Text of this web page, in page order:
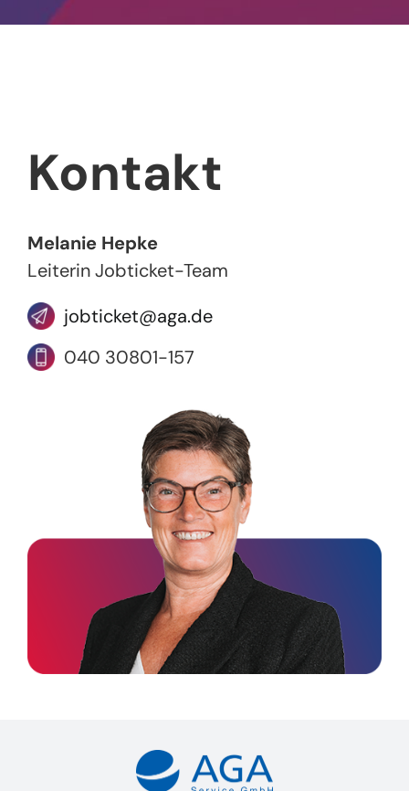
Kontakt
Melanie Hepke
Leiterin Jobticket-Team
jobticket@aga.de
040 30801-157